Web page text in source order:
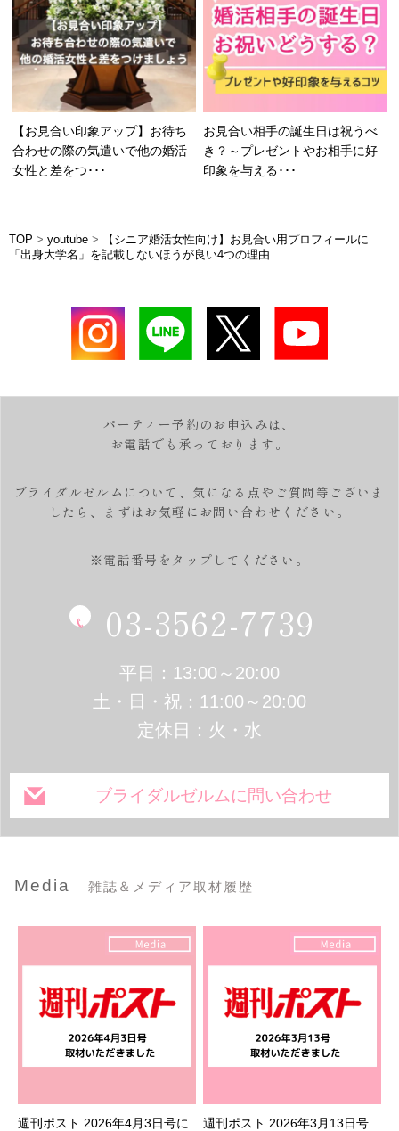
【お見合い印象アップ】お待ち
合わせの際の気遣いで他の婚活
女性と差をつ･･･
お見合い相手の誕生日は祝うべ
き？～プレゼントやお相手に好
印象を与える･･･
TOP > youtube >
【シニア婚活女性向け】お見合い用プロフィールに
「出身大学名」を記載しないほうが良い4つの理由
パーティー予約のお申込みは、
お電話でも承っております。
ブライダルゼルムについて、気になる点やご質問等ございま
したら、
まずはお気軽にお問い合わせください。
※電話番号をタップしてください。
03-3562-7739
平日：13:00～20:00
土・日・祝：11:00～20:00
定休日：火・水
ブライダルゼルムに問い合わせ
Media 雑誌＆メディア取材履歴
週刊ポスト 2026年4月3日号に
週刊ポスト 2026年3月13日号